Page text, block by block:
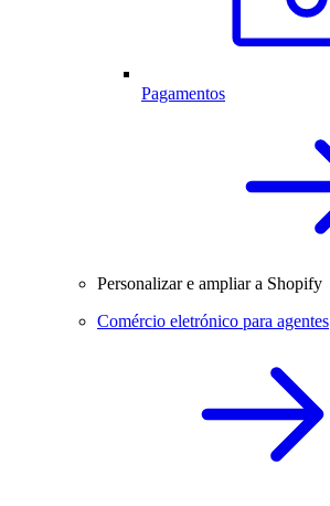
Pagamentos
Personalizar e ampliar a Shopify
Comércio eletrónico para agentes